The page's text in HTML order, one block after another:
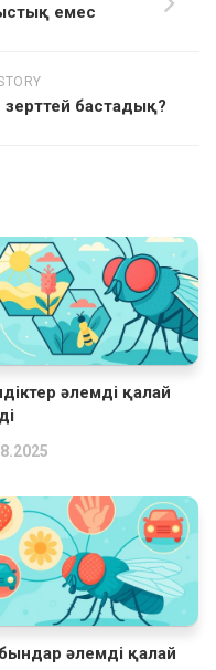
емес
бастадық?
әлемді қалай
әлемді қалай